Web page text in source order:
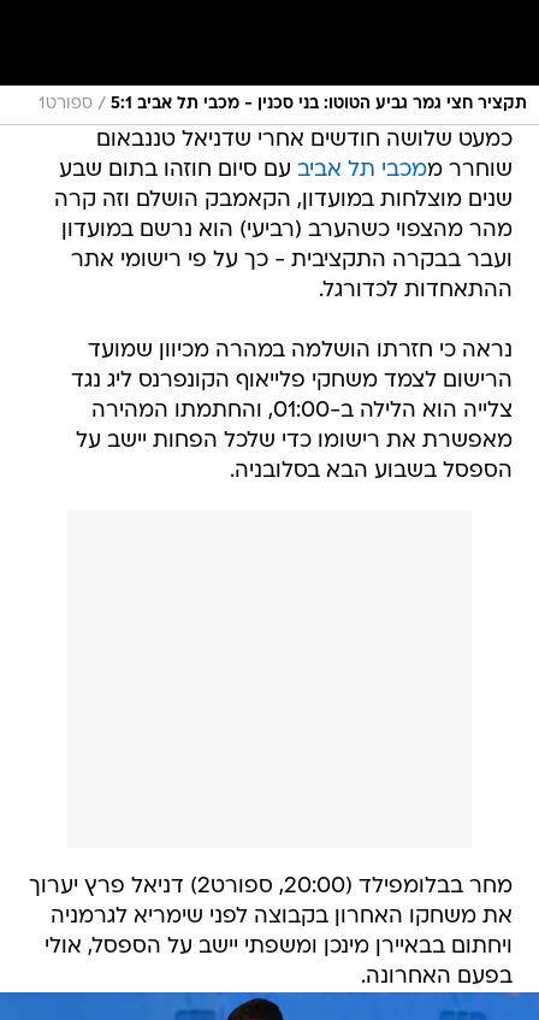
תקציר חצי גמר גביע הטוטו: בני סכנין - מכבי תל אביב 5:1 / ספורט1
כמעט שלושה חודשים אחרי שדניאל טננבאום
שוחרר ממכבי תל אביב עם סיום חוזהו בתום שבע
שנים מוצלחות במועדון, הקאמבק הושלם וזה קרה
מהר מהצפוי כשהערב (רביעי) הוא נרשם במועדון
ועבר בבקרה התקציבית - כך על פי רישומי אתר
ההתאחדות לכדורגל.
נראה כי חזרתו הושלמה במהרה מכיוון שמועד
הרישום לצמד משחקי פלייאוף הקונפרנס ליג נגד
צלייה הוא הלילה ב-01:00, והחתמתו המהירה
מאפשרת את רישומו כדי שלכל הפחות יישב על
הספסל בשבוע הבא בסלובניה.
מחר בבלומפילד (20:00, ספורט2) דניאל פרץ יערוך
את משחקו האחרון בקבוצה לפני שימריא לגרמניה
ויחתום בבאיירן מינכן ומשפתי יישב על הספסל, אולי
בפעם האחרונה.